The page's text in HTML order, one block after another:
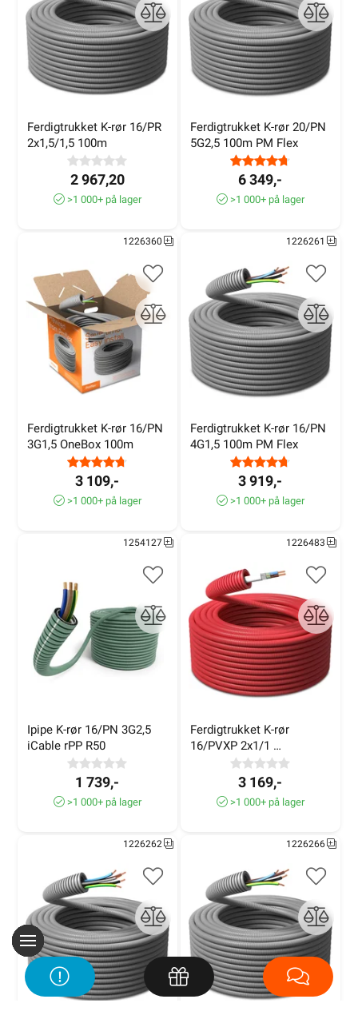
Ferdigtrukket K-rør 16/PR
2x1,5/1,5 100m
2 967,20
>1 000+ på lager
Ferdigtrukket K-rør 20/PN
5G2,5 100m PM Flex
6 349,-
>1 000+ på lager
Ferdigtrukket K-rør 16/PN
3G1,5 OneBox 100m
3 109,-
1226360
>1 000+ på lager
Ferdigtrukket K-rør 16/PN
4G1,5 100m PM Flex
3 919,-
1226261
>1 000+ på lager
Ipipe K-rør 16/PN 3G2,5
iCable rPP R50
1 739,-
1254127
>1 000+ på lager
Ferdigtrukket K-rør
16/PVXP 2x1/1
Brannalarmkabel 100m
3 169,-
1226483
>1 000+ på lager
1226262 1226266